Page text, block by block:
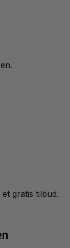
gratis tilbud.